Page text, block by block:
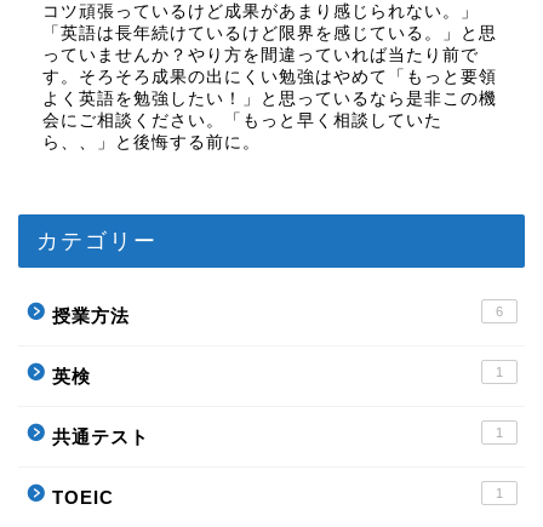
コツ頑張っているけど成果があまり感じられない。」
「英語は長年続けているけど限界を感じている。」と思
っていませんか？やり方を間違っていれば当たり前で
す。そろそろ成果の出にくい勉強はやめて「もっと要領
よく英語を勉強したい！」と思っているなら是非この機
会にご相談ください。「もっと早く相談していた
ら、、」と後悔する前に。
カテゴリー
授業方法 6
英検 1
共通テスト 1
TOEIC 1